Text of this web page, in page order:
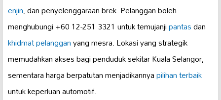
enjin, dan penyelenggaraan brek. Pelanggan boleh
menghubungi +60 12-251 3321 untuk temujanjipantasdan
khidmat pelangganyang mesra. Lokasi yang strategik
memudahkan akses bagi penduduk sekitar Kuala Selangor,
sementara harga berpatutan menjadikannyapilihan terbaik
untuk keperluan automotif.